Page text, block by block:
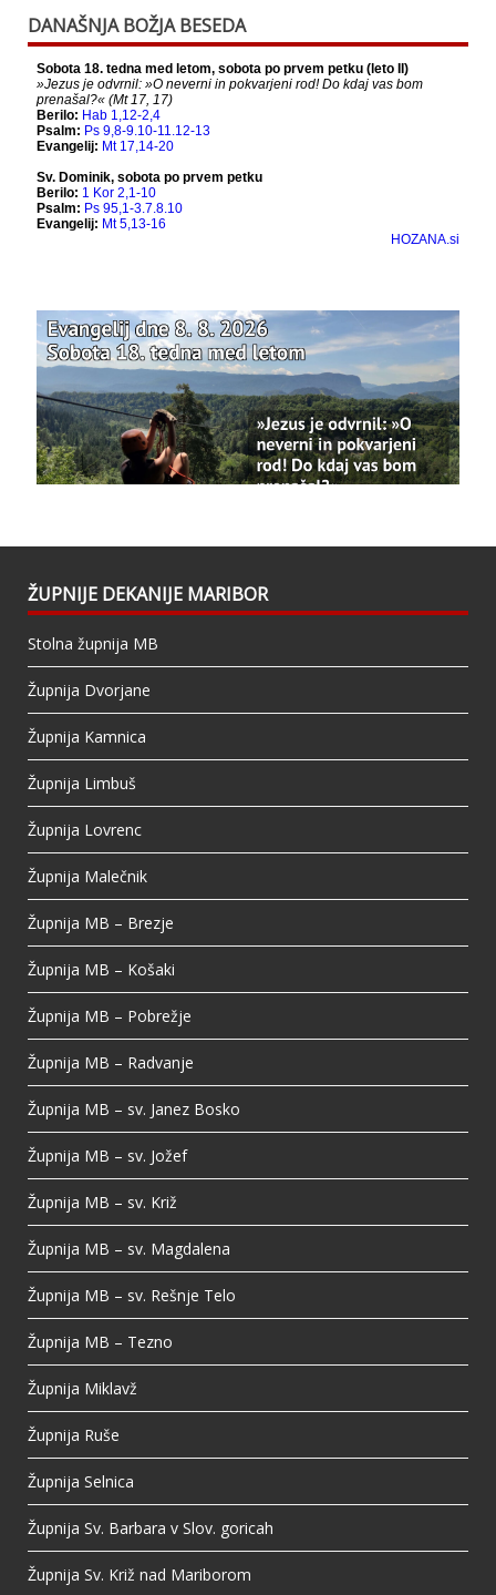
When this happens, it's usually because the
owner only shared it with a small group of
people, changed who can see it or it's been
deleted.
View on Facebook · Share
Bazilika Matere Usmiljenja
12 months ago
Photo
View on Facebook · Share
Bazilika Matere Usmiljenja updated their
status.
1 years ago
When this happens, it's usually because the
people, changed who can see it or it's been
deleted.
View on Facebook
DANAŠNJA BOŽJA BESEDA
ŽUPNIJE DEKANIJE MARIBOR
Stolna župnija MB
Župnija Dvorjane
Župnija Kamnica
Župnija Limbuš
Župnija Lovrenc
Župnija Malečnik
Župnija MB – Brezje
Župnija MB – Košaki
Župnija MB – Pobrežje
Župnija MB – Radvanje
Župnija MB – sv. Janez Bosko
Župnija MB – sv. Jožef
Župnija MB – sv. Križ
Župnija MB – sv. Magdalena
Župnija MB – sv. Rešnje Telo
Župnija MB – Tezno
Župnija Miklavž
Župnija Ruše
Župnija Selnica
Župnija Sv. Barbara v Slov. goricah
Župnija Sv. Križ nad Mariborom